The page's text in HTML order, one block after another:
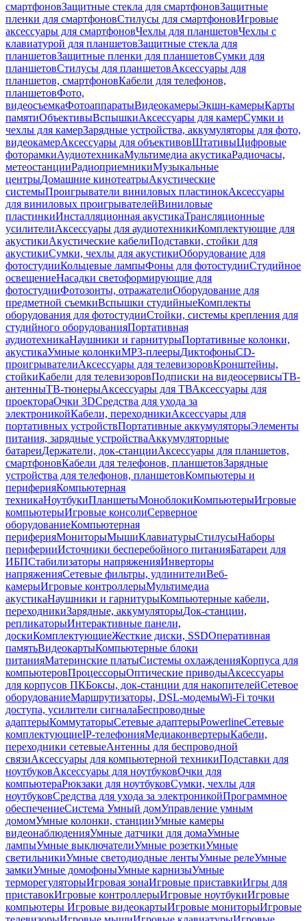
смартфоновЗащитные стекла для смартфоновЗащитные
пленки для смартфоновСтилусы для смартфоновИгровые
аксессуары для смартфоновЧехлы для планшетовЧехлы с
клавиатурой для планшетовЗащитные стекла для
планшетовЗащитные пленки для планшетовСумки для
планшетовСтилусы для планшетовАксессуары для
планшетов, смартфоновКабели для телефонов,
планшетовФото,
видеосъемкаФотоаппаратыВидеокамерыЭкшн-камерыКарты
памятиОбъективыВспышкиАксессуары для камерСумки и
чехлы для камерЗарядные устройства, аккумуляторы для фото,
видеокамерАксессуары для объективовШтативыЦифровые
фоторамкиАудиотехникаМультимедиа акустикаРадиочасы,
метеостанцииРадиоприемникиМузыкальные
центрыДомашние кинотеатрыАкустические
системыПроигрыватели виниловых пластинокАксессуары
для виниловых проигрывателейВиниловые
пластинкиИнсталляционная акустикаТрансляционные
усилителиАксессуары для аудиотехникиКомплектующие для
акустикиАкустические кабелиПодставки, стойки для
акустикиСумки, чехлы для акустикиОборудование для
фотостудииКольцевые лампыФоны для фотостудииСтудийное
освещениеНасадки светоформирующие для
фотостудииФотозонты, отражателиОборудование для
предметной съемкиВспышки студийныеКомплекты
оборудования для фотостудииСтойки, системы крепления для
студийного оборудованияПортативная
аудиотехникаНаушники и гарнитурыПортативные колонки,
акустикаУмные колонкиMP3-плеерыДиктофоныCD-
проигрывателиАксессуары для телевизоровКронштейны,
стойкиКабели для телевизоровПодписки на видеосервисыТВ-
антенныТВ-тюнерыАксессуары для ТВАксессуары для
проектораОчки 3DСредства для ухода за
электроникойКабели, переходникиАксессуары для
портативных устройствПортативные аккумуляторыЭлементы
питания, зарядные устройстваАккумуляторные
батареиДержатели, док-станцииАксессуары для планшетов,
смартфоновКабели для телефонов, планшетовЗарядные
устройства для телефонов, планшетовКомпьютеры и
периферияКомпьютерная
техникаНоутбукиПланшетыМоноблокиКомпьютерыИгровые
компьютерыИгровые консолиСерверное
оборудованиеКомпьютерная
периферияМониторыМышиКлавиатурыСтилусыНаборы
периферииИсточники бесперебойного питанияБатареи для
ИБПСтабилизаторы напряженияИнверторы
напряженияСетевые фильтры, удлинителиВеб-
камерыИгровые контроллерыМультимедиа
акустикаНаушники и гарнитурыКомпьютерные кабели,
переходникиЗарядные, аккумуляторыДок-станции,
репликаторыИнтерактивные панели,
доскиКомплектующиеЖесткие диски, SSDОперативная
памятьВидеокартыКомпьютерные блоки
питанияМатеринские платыСистемы охлажденияКорпуса для
компьютеровПроцессорыОптические приводыАксессуары
для корпусов ПКБоксы, док-станции для накопителейСетевое
оборудованиеМаршрутизаторы, DSL-модемыWi-Fi точки
доступа, усилители сигналаБеспроводные
адаптерыКоммутаторыСетевые адаптерыPowerlineСетевые
комплектующиеIP-телефонияМедиаконвертерыКабели,
переходники сетевыеАнтенны для беспроводной
связиАксессуары для компьютерной техникиПодставки для
ноутбуковАксессуары для ноутбуковОчки для
компьютераРюкзаки для ноутбуковСумки, чехлы для
ноутбуковСредства для ухода за электроникойПрограммное
обеспечениеСистема Умный домУправление умным
домомУмные колонки, станцииУмные камеры
видеонаблюденияУмные датчики для домаУмные
лампыУмные выключателиУмные розеткиУмные
светильникиУмные светодиодные лентыУмные релеУмные
замкиУмные домофоныУмные карнизыУмные
терморегуляторыИгровая зонаИгровые приставкиИгры для
приставокИгровые контроллерыИгровые ноутбукиИгровые
компьютеры Игровые видеокартыИгровые мониторыИгровые